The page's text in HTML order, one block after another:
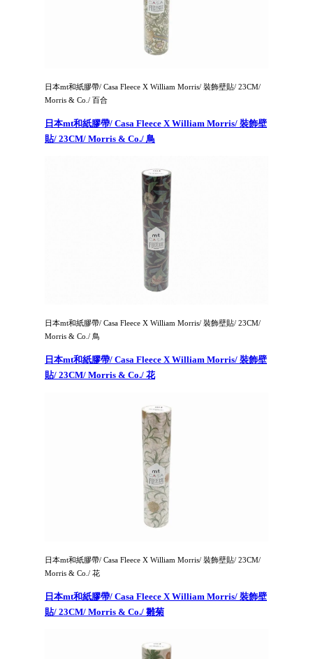
日本mt和紙膠帶/ Casa Fleece X William Morris/ 裝飾壁貼/ 23CM/
Morris & Co./ 百合
日本mt和紙膠帶/ Casa Fleece X William Morris/ 裝飾壁
貼/ 23CM/ Morris & Co./ 鳥
日本mt和紙膠帶/ Casa Fleece X William Morris/ 裝飾壁貼/ 23CM/
Morris & Co./ 鳥
日本mt和紙膠帶/ Casa Fleece X William Morris/ 裝飾壁
貼/ 23CM/ Morris & Co./ 花
日本mt和紙膠帶/ Casa Fleece X William Morris/ 裝飾壁貼/ 23CM/
Morris & Co./ 花
日本mt和紙膠帶/ Casa Fleece X William Morris/ 裝飾壁
貼/ 23CM/ Morris & Co./ 雛菊